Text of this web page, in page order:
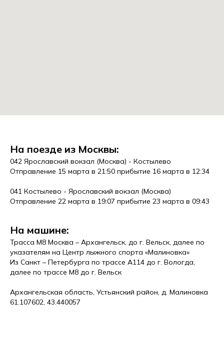
На поезде из Москвы:
042 Ярославский вокзал (Москва) - Костылево
Отправление 15 марта в 21:50 прибытие 16 марта в 12:34
041 Костылево - Ярославский вокзал (Москва)
Отправление 22 марта в 19:07 прибытие 23 марта в 09:43
На машине:
Трасса М8 Москва – Архангельск, до г. Вельск, далее по
указателям на Центр лыжного спорта «Малиновка»
Из Санкт – Петербурга по трассе А114 до г. Вологда,
далее по трассе М8 до г. Вельск
Архангельская область, Устьянский район, д. Малиновка
61.107602, 43.440057